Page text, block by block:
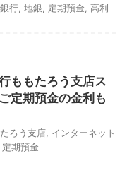
行 地銀 定期預金 高利
ももたろう支店ス
定期預金の金利も
ろう支店 インターネット
定期預金